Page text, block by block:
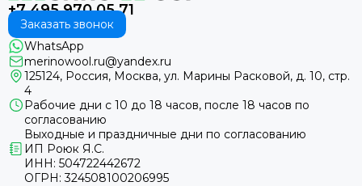
+7 495 970 05 71
Заказать звонок
WhatsApp
merinowool.ru@yandex.ru
125124, Россия, Москва, ул. Марины Расковой, д. 10, стр.
4
Рабочие дни с 10 до 18 часов, после 18 часов по
согласованию
Выходные и праздничные дни по согласованию
ИП Роюк Я.С.
ИНН: 504722442672
ОГРН: 324508100206995